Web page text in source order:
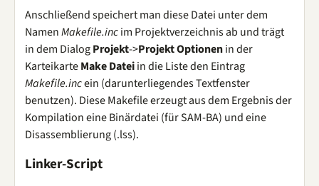
Anschließend speichert man diese Datei unter dem
NamenMakefile.incim Projektverzeichnis ab und trägt
in dem DialogProjekt->Projekt Optionenin der
KarteikarteMake Dateiin die Liste den Eintrag
Makefile.incein (darunterliegendes Textfenster
benutzen). Diese Makefile erzeugt aus dem Ergebnis der
Kompilation eine Binärdatei (für SAM-BA) und eine
Disassemblierung (.lss).
Linker-Script